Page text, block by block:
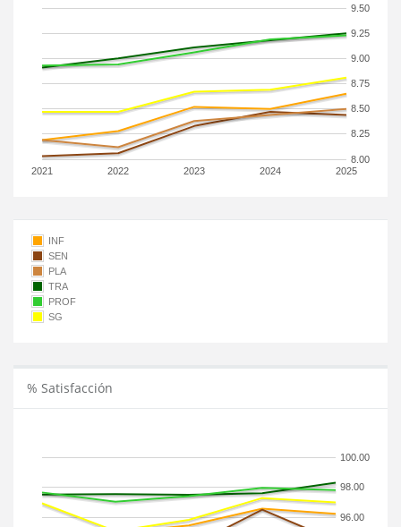
2021 2022 2023 2024 2025
8.00
8.25
8.50
8.75
9.00
9.25
9.50
INF
SEN
PLA
TRA
PROF
SG
% Satisfacción
96.00
98.00
100.00